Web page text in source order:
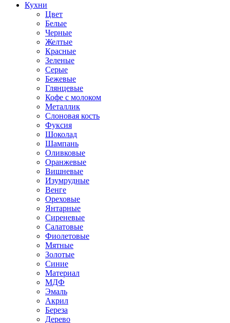
Кухни
Цвет
Белые
Черные
Желтые
Красные
Зеленые
Серые
Бежевые
Глянцевые
Кофе с молоком
Металлик
Слоновая кость
Фуксия
Шоколад
Шампань
Оливковые
Оранжевые
Вишневые
Изумрудные
Венге
Ореховые
Янтарные
Сиреневые
Салатовые
Фиолетовые
Мятные
Золотые
Синие
Материал
МДФ
Эмаль
Акрил
Береза
Дерево